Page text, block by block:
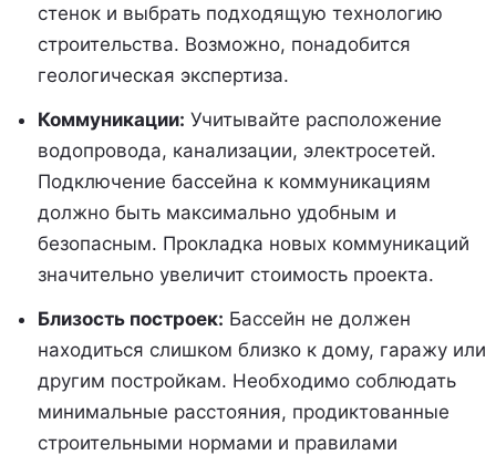
стенок и выбрать подходящую технологию
строительства. Возможно, понадобится
геологическая экспертиза.
Коммуникации: Учитывайте расположение
водопровода, канализации, электросетей.
Подключение бассейна к коммуникациям
должно быть максимально удобным и
безопасным. Прокладка новых коммуникаций
значительно увеличит стоимость проекта.
Близость построек: Бассейн не должен
находиться слишком близко к дому, гаражу или
другим постройкам. Необходимо соблюдать
минимальные расстояния, продиктованные
строительными нормами и правилами